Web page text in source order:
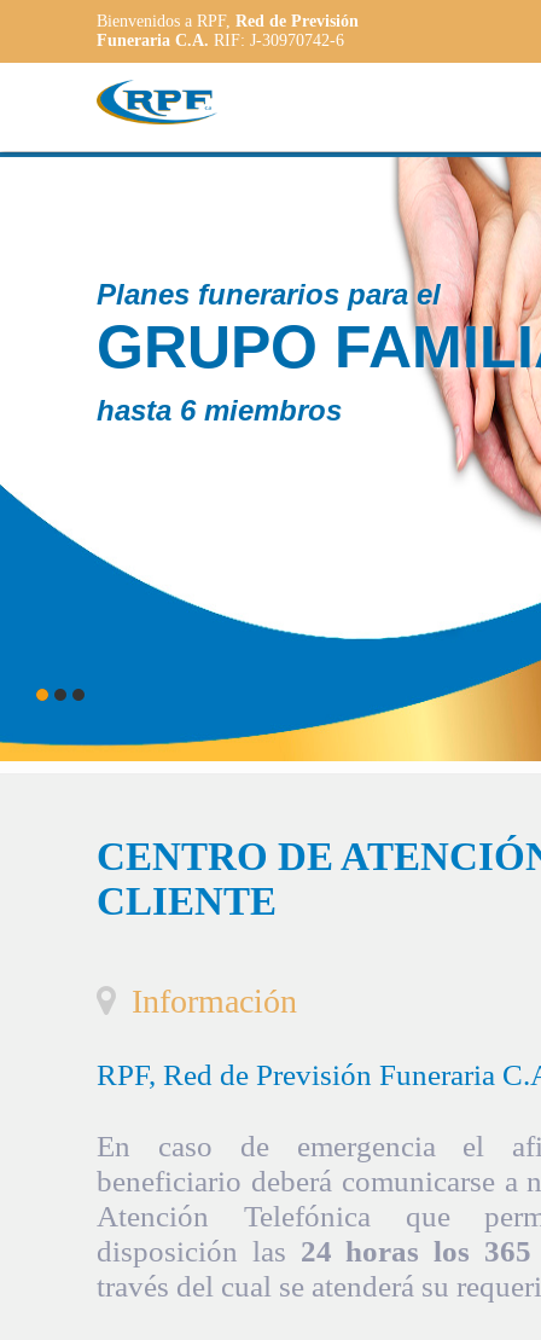
Bienvenidos a RPF, Red de Previsión
Funeraria C.A. RIF: J-30970742-6
Contamos
a las
CENTRO DE
CLIENTE
Información
RPF, Red de Previsión Funeraria
En caso de emergencia el
beneficiario deberá comunicarse a
Atención Telefónica que
disposición las 24 horas los
través del cual se atenderá su